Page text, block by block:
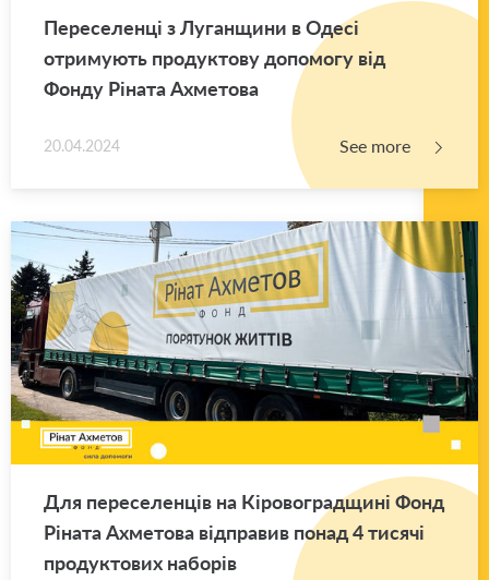
Переселенці з Луганщини в Одесі
отримують продуктову допомогу від
Фонду Ріната Ахметова
20.04.2024 See more
Для переселенців на Кіровоградщині Фонд
Ріната Ахметова відправив понад 4 тисячі
продуктових наборів